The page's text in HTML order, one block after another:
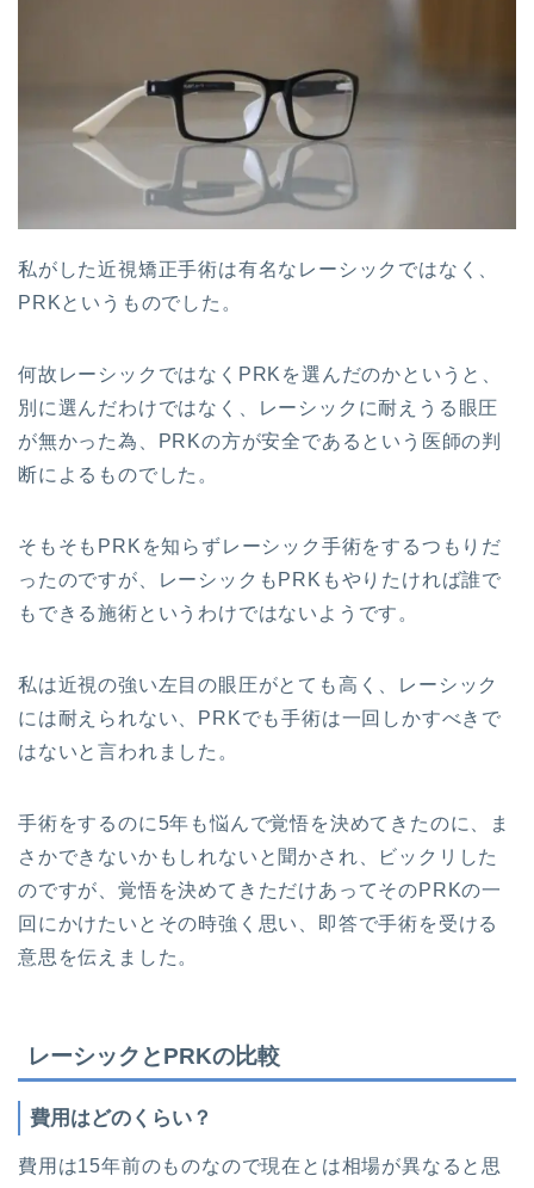
私がした近視矯正手術は有名なレーシックではなく、
PRKというものでした。
何故レーシックではなくPRKを選んだのかというと、
別に選んだわけではなく、レーシックに耐えうる眼圧
が無かった為、PRKの方が安全であるという医師の判
断によるものでした。
そもそもPRKを知らずレーシック手術をするつもりだ
ったのですが、レーシックもPRKもやりたければ誰で
もできる施術というわけではないようです。
私は近視の強い左目の眼圧がとても高く、レーシック
には耐えられない、PRKでも手術は一回しかすべきで
はないと言われました。
手術をするのに5年も悩んで覚悟を決めてきたのに、ま
さかできないかもしれないと聞かされ、ビックリした
のですが、覚悟を決めてきただけあってそのPRKの一
回にかけたいとその時強く思い、即答で手術を受ける
意思を伝えました。
レーシックとPRKの比較
費用はどのくらい？
費用は15年前のものなので現在とは相場が異なると思